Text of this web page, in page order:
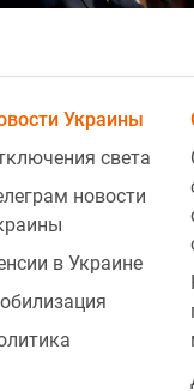
Украины
света
новости
в Украине